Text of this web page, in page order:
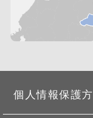
個人情報保護